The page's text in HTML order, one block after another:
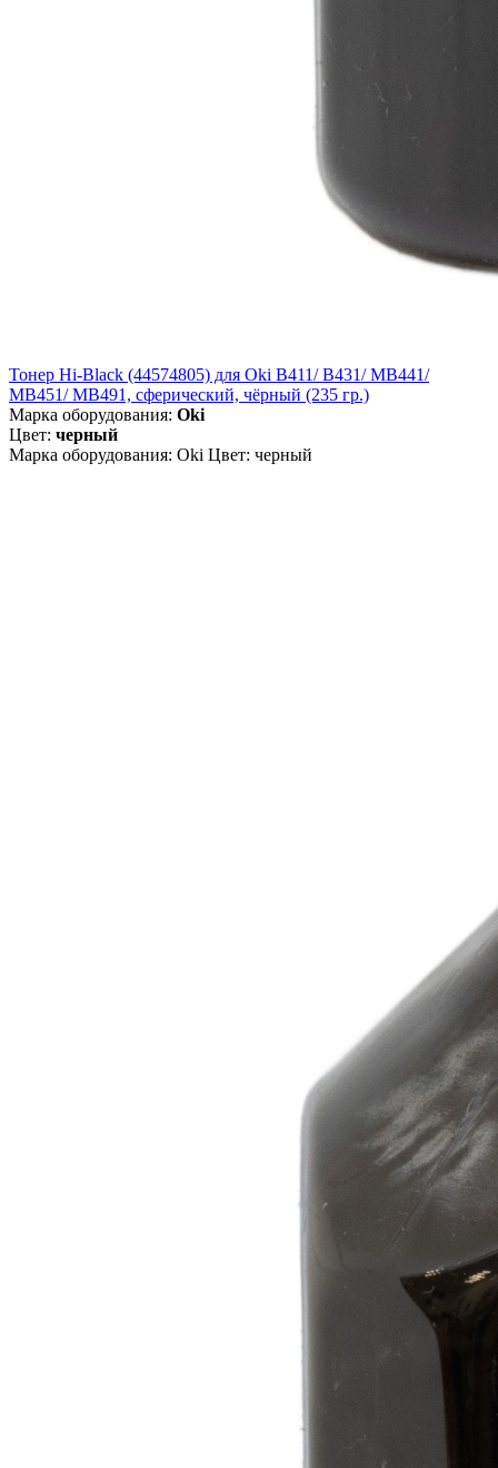
Тонер Hi-Black (44574805) для Oki B411/ B431/ MB441/
MB451/ MB491, сферический, чёрный (235 гр.)
Марка оборудования: Oki
Цвет: черный
Марка оборудования: Oki Цвет: черный